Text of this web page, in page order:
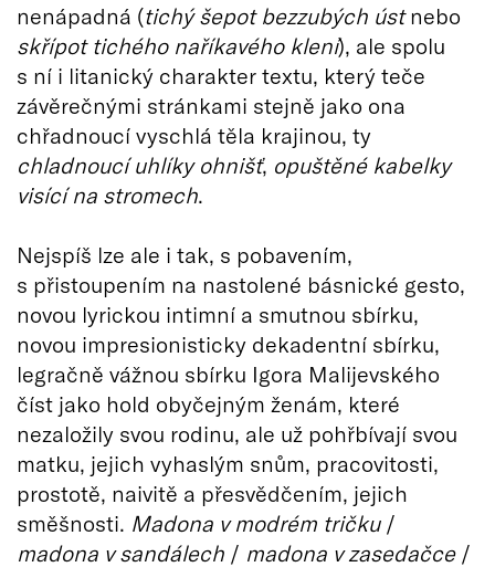
nenápadná (tichý šepot bezzubých ústnebo
skřípot tichého naříkavého klení), ale spolu
s ní i litanický charakter textu, který teče
závěrečnými stránkami stejně jako ona
chřadnoucí vyschlá těla krajinou, ty
chladnoucí uhlíky ohnišť, opuštěné kabelky
visící na stromech.
Nejspíš lze ale i tak, s pobavením,
s přistoupením na nastolené básnické gesto,
novou lyrickou intimní a smutnou sbírku,
novou impresionisticky dekadentní sbírku,
legračně vážnou sbírku Igora Malijevského
číst jako hold obyčejným ženám, které
nezaložily svou rodinu, ale už pohřbívají svou
matku, jejich vyhaslým snům, pracovitosti,
prostotě, naivitě a přesvědčením, jejich
směšnosti. Madona v modrém tričku /
madona v sandálech / madona v zasedačce /